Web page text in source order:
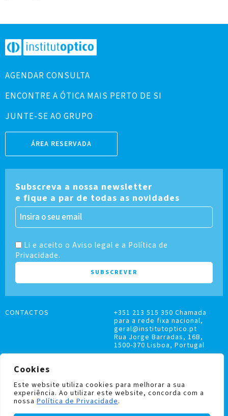
Cookies
Este website utiliza cookies para melhorar a sua
experiência. Ao utilizar este website, concorda com a
nossa Política de Privacidade.
AGENDAR CONSULTA
ENCONTRE A ÓTICA MAIS PERTO DE SI
JUNTE-SE AO GRUPO
ÁREA RESERVADA
Subscreva a nossa newsletter
e fique a par de todas as novidades
Li e aceito o Aviso legal e a Política de
Privacidade.
LIVRO DE RECLAMAÇÕES
CONTACTOS
+351 213 515 350 Chamada
para a rede fixa nacional,
geral@institutoptico.pt
Rua Jorge Barradas, 16B,
1500-370 Lisboa, Portugal